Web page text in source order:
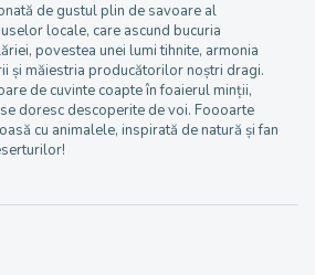
de gustul plin de savoare al
locale, care ascund bucuria
povestea unei lumi tihnite, armonia
și măiestria producătorilor noștri dragi.
de cuvinte coapte în foaierul minții,
doresc descoperite de voi. Foooarte
cu animalele, inspirată de natură și fan